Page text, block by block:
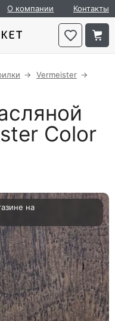
О компании Контакты
Vermeister
Color
на